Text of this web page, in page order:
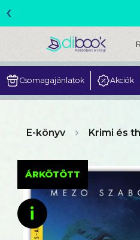
‹
Csomagajánlatok Akciók
E-könyv Krimi és
ÁRKÖTÖTT
i